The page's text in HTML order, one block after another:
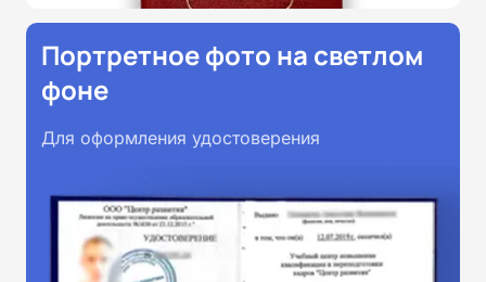
Портретное фото на светлом
фоне
Для оформления удостоверения